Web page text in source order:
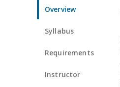
Overview
Syllabus
Requirements
Instructor